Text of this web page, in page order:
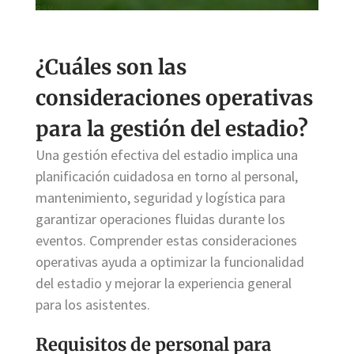
¿Cuáles son las
consideraciones operativas
para la gestión del estadio?
Una gestión efectiva del estadio implica una
planificación cuidadosa en torno al personal,
mantenimiento, seguridad y logística para
garantizar operaciones fluidas durante los
eventos. Comprender estas consideraciones
operativas ayuda a optimizar la funcionalidad
del estadio y mejorar la experiencia general
para los asistentes.
Requisitos de personal para